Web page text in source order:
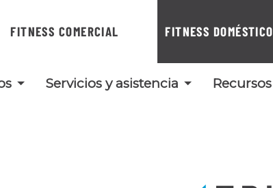
FITNESS COMERCIAL FITNESS DOMÉSTICO
Servicios y asistencia Recursos